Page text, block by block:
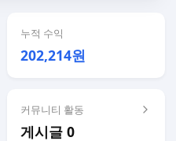
누적 수익
202,214원
커뮤니티 활동
게시글 0